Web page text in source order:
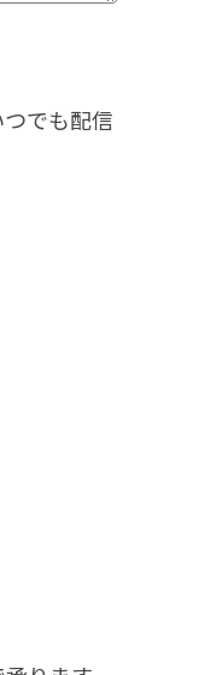
でも配信